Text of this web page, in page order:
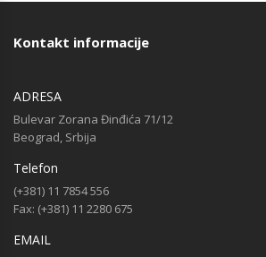
Kontakt informacije
ADRESA
Bulevar Zorana Đinđića 71/12
Beograd, Srbija
Telefon
(+381) 11 7854 556
Fax: (+381) 11 2280 675
EMAIL